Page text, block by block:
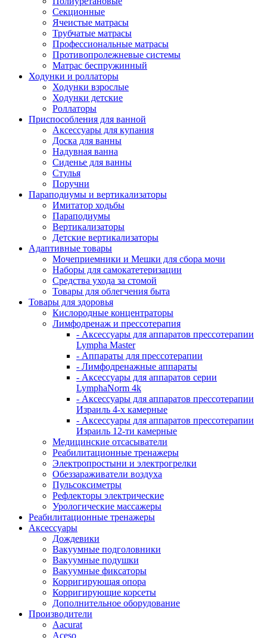
Секционные
Ячеистые матрасы
Трубчатые матрасы
Профессиональные матрасы
Противопролежневые системы
Матрас беспружинный
Ходунки и роллаторы
Ходунки взрослые
Ходунки детские
Роллаторы
Приспособления для ванной
Аксессуары для купания
Доска для ванны
Надувная ванна
Сиденье для ванны
Стулья
Поручни
Параподиумы и вертикализаторы
Имитатор ходьбы
Параподиумы
Вертикализаторы
Детские вертикализаторы
Адаптивные товары
Мочеприемники и Мешки для сбора мочи
Наборы для самокатетеризации
Средства ухода за стомой
Товары для облегчения быта
Товары для здоровья
Кислородные концентраторы
Лимфодренаж и прессотерапия
- Аксессуары для аппаратов прессотерапии
Lympha Master
- Аппараты для прессотерапии
- Лимфодренажные аппараты
- Аксессуары для аппаратов серии
LymphaNorm 4k
- Аксессуары для аппаратов прессотерапии
Израиль 4-х камерные
- Аксессуары для аппаратов прессотерапии
Израиль 12-ти камерные
Медицинские отсасыватели
Реабилитационные тренажеры
Электропростыни и электрогрелки
Обеззараживатели воздуха
Пульсоксиметры
Рефлекторы электрические
Урологические массажеры
Реабилитационные тренажеры
Аксессуары
Дождевики
Вакуумные подголовники
Вакуумные подушки
Вакуумные фиксаторы
Корригирующая опора
Корригирующие корсеты
Дополнительное оборудование
Производители
Aacurat
Aceso